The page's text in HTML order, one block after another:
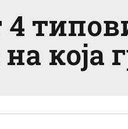
4
на која